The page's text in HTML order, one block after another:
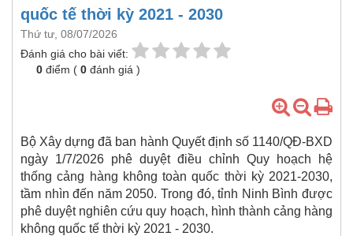
quốc tế thời kỳ 2021 - 2030
Thứ tư, 08/07/2026
Đánh giá cho bài viết:
0 điểm ( 0 đánh giá )
Bộ Xây dựng đã ban hành Quyết định số 1140/QĐ-BXD
ngày 1/7/2026 phê duyệt điều chỉnh Quy hoạch hệ
thống cảng hàng không toàn quốc thời kỳ 2021-2030,
tầm nhìn đến năm 2050. Trong đó, tỉnh Ninh Bình được
phê duyệt nghiên cứu quy hoạch, hình thành cảng hàng
không quốc tế thời kỳ 2021 - 2030.